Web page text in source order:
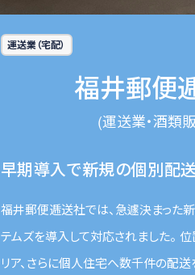
運送業（宅配）
福井郵便
(運送業・酒類
早期導入で新規の個別配
福井郵便逓送社では、急遽決まった
テムズを導入して対応されました。
リア、さらに個人住宅へ数千件の配